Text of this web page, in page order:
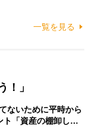
一覧を見る
！」
ないために平時から
ト「資産の棚卸し…